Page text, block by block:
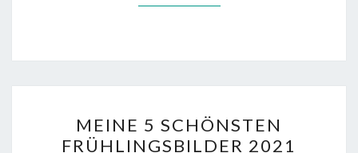
5
MEINE 5 SCHÖNSTEN
FRÜHLINGSBILDER 2021